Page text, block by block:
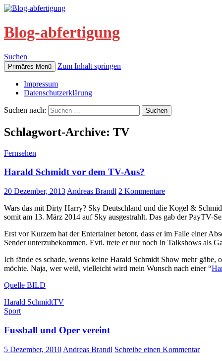
Blog-abfertigung
Suchen
Primäres Menü Zum Inhalt springen
Impressum
Datenschutzerklärung
Suchen nach:
Schlagwort-Archive: TV
Fernsehen
Harald Schmidt vor dem TV-Aus?
20 Dezember, 2013 Andreas Brandl 2 Kommentare
Wars das mit Dirty Harry? Sky Deutschland und die Kogel &
somit am 13. März 2014 auf Sky ausgestrahlt. Das gab der PayTV-
Erst vor Kurzem hat der Entertainer betont, dass er im Falle einer
Sender unterzubekommen. Evtl. trete er nur noch in Talkshows als
Ich fände es schade, wenns keine Harald Schmidt Show mehr
möchte. Naja, wer weiß, vielleicht wird mein Wunsch nach einer “
Quelle BILD
Harald SchmidtTV
Sport
Fussball und Oper vereint
5 Dezember, 2010 Andreas Brandl Schreibe einen Kommentar